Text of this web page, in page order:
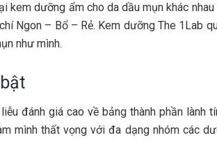
kem dưỡng ẩm cho da dầu mụn khác
Ngon – Bổ – Rẻ. Kem dưỡng The 1Lab
như mình.
đánh giá cao về bảng thành phần lành
mình thất vọng với đa dạng nhóm các